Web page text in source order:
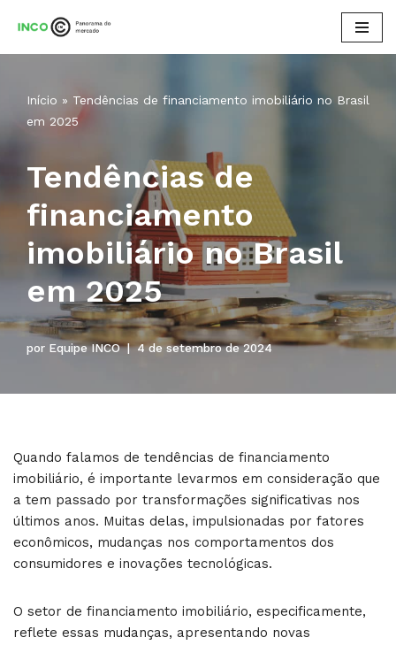
Início » Tendências de financiamento imobiliário no Brasil
em 2025
Tendências de
financiamento
imobiliário no Brasil
em 2025
por Equipe INCO 4 de setembro de 2024
Quando falamos de tendências de financiamento
imobiliário, é importante levarmos em consideração que
a tem passado por transformações significativas nos
últimos anos. Muitas delas, impulsionadas por fatores
econômicos, mudanças nos comportamentos dos
consumidores e inovações tecnológicas.
O setor de financiamento imobiliário, especificamente,
reflete essas mudanças, apresentando novas